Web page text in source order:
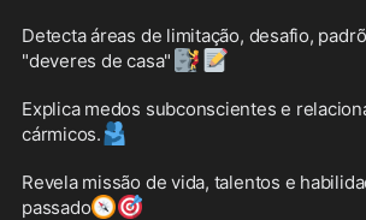
Detecta áreas de limitação, desafio,
"deveres de casa" 🧗‍♀️ 📝
Explica medos subconscientes e
cármicos.🫂
Revela missão de vida, talentos e
passado🧭🎯